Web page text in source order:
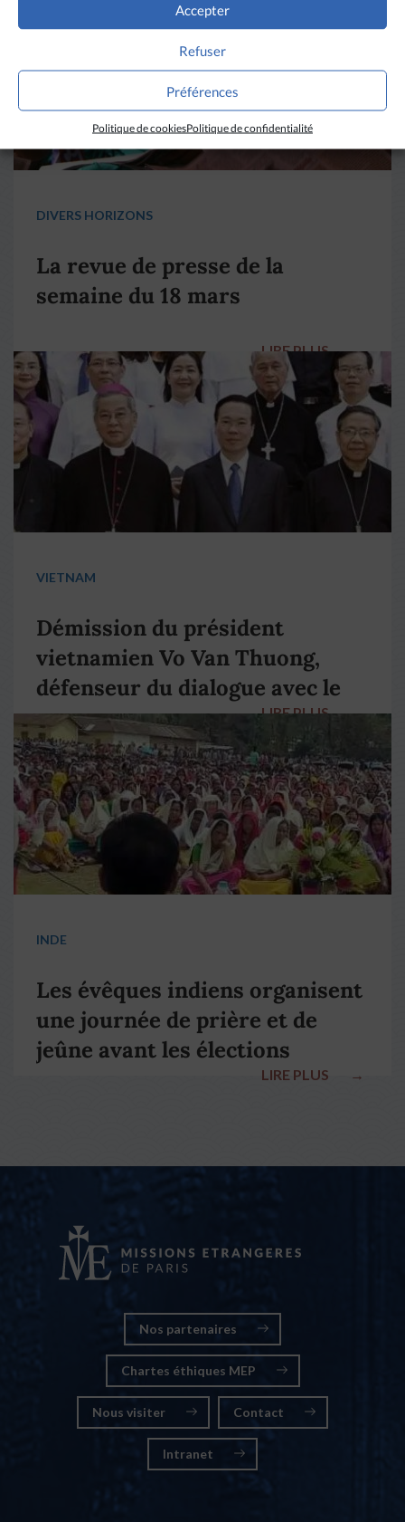
Accepter
Refuser
Préférences
Politique de cookiesPolitique de confidentialité
DIVERS HORIZONS
La revue de presse de la
semaine du 18 mars
LIRE PLUS →
VIETNAM
Démission du président
vietnamien Vo Van Thuong,
défenseur du dialogue avec le
pape François
LIRE PLUS →
INDE
Les évêques indiens organisent
une journée de prière et de
jeûne avant les élections
LIRE PLUS →
Nos partenaires
Chartes éthiques MEP
Nous visiter Contact
Intranet